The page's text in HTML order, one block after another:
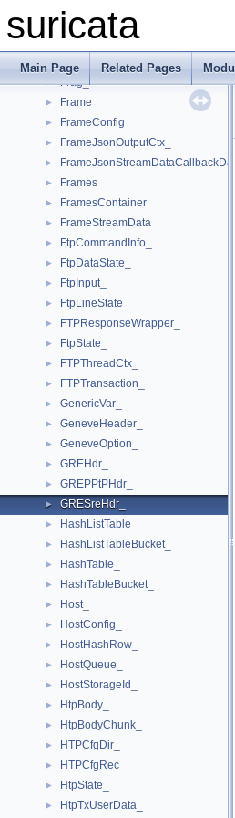
suricata
Main Page Related Pages
► FlowVarTypeStr
► FlowWorkerThreadData_
► FpPatternStats_
► Frag_
► Frame
► FrameConfig
► FrameJsonOutputCtx_
► FrameJsonStreamDataCallbackData
► Frames
► FramesContainer
► FrameStreamData
► FtpCommandInfo_
► FtpDataState_
► FtpInput_
► FtpLineState_
► FTPResponseWrapper_
► FtpState_
► FTPThreadCtx_
► FTPTransaction_
► GenericVar_
► GeneveHeader_
► GeneveOption_
► GREHdr_
► GREPPtPHdr_
► GRESreHdr_
► HashListTable_
► HashListTableBucket_
► HashTable_
► HashTableBucket_
► Host_
► HostConfig_
► HostHashRow_
► HostQueue_
► HostStorageId_
► HtpBody_
► HtpBodyChunk_
► HTPCfgDir_
► HTPCfgRec_
► HtpState_
► HtpTxUserData_